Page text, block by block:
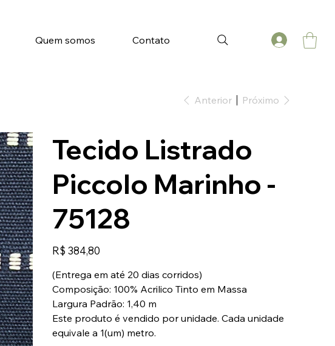
Quem somos Contato
Anterior Próximo
Tecido Listrado
Piccolo Marinho -
75128
Preço
R$ 384,80
(Entrega em até 20 dias corridos)
Composição: 100% Acrilico Tinto em Massa
Largura Padrão: 1,40 m
Este produto é vendido por unidade. Cada unidade
equivale a 1(um) metro.